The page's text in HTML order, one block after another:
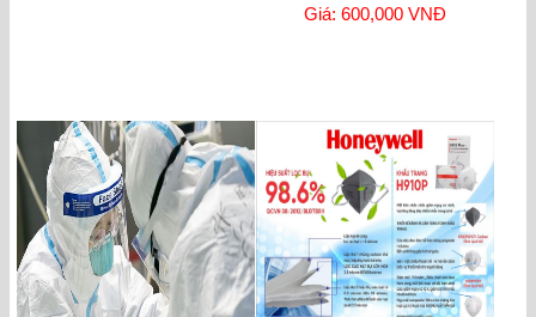
Giá: 600,000 VNĐ